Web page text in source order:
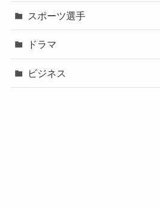
スポーツ選手
ドラマ
ビジネス